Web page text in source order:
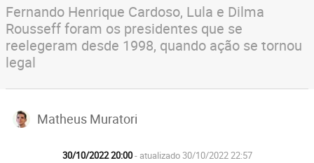
Fernando Henrique Cardoso, Lula e Dilma
Rousseff foram os presidentes que se
reelegeram desde 1998, quando ação se tornou
legal
Matheus Muratori
30/10/2022 20:00- atualizado 30/10/2022 22:57